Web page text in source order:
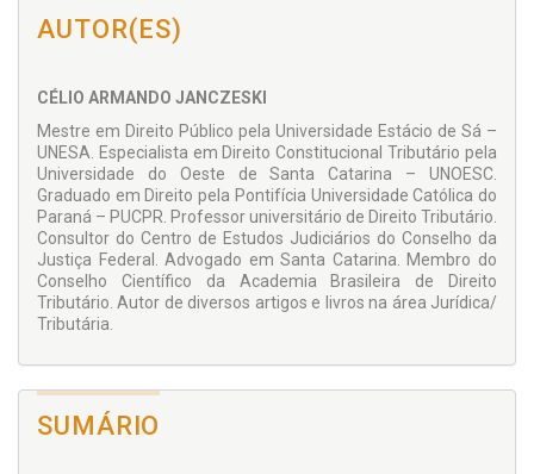
mente detalhando minúcias quando a importância da
matéria reclamar o questionamento.
AUTOR(ES)
CÉLIO ARMANDO JANCZESKI
Mestre em Direito Público pela Universidade Estácio de Sá –
UNESA. Especialista em Direito Constitucional Tributário pela
Universidade do Oeste de Santa Catarina – UNOESC.
Graduado em Direito pela Pontifícia Uni­versidade Católica do
Paraná – PUCPR. Professor universitário de Direito Tributário.
Consultor do Centro de Estudos Judiciários do Conselho da
Justiça Federal. Advogado em Santa Catarina. Membro do
Conselho Científico da Academia Brasileira de Direi­to
Tributário. Autor de diversos artigos e livros na área Jurídica/
Tributária.
SUMÁRIO